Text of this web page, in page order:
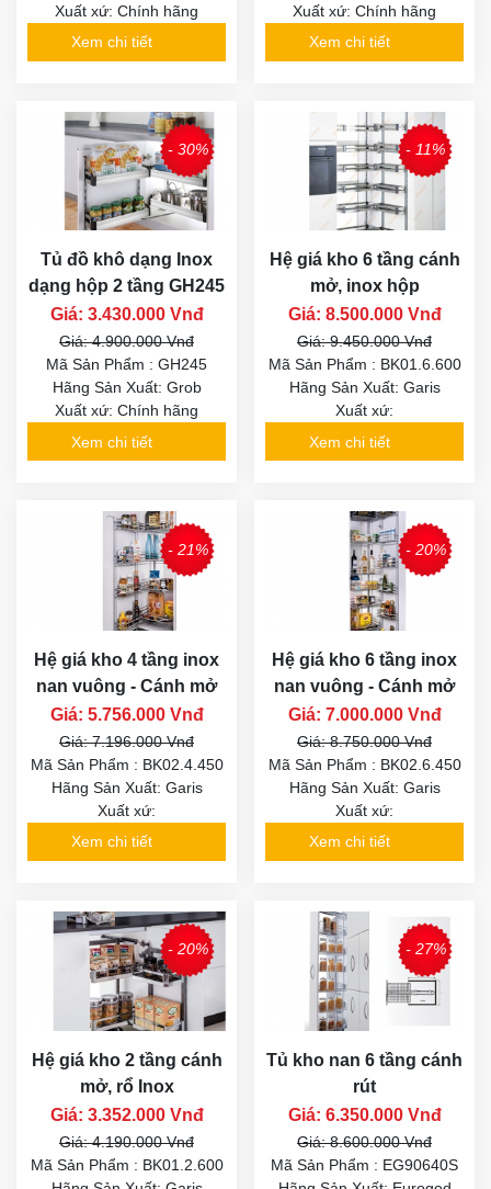
Xuất xứ: Chính hãng
Xem chi tiết
Xuất xứ: Chính hãng
Xem chi tiết
- 30%
Tủ đồ khô dạng Inox
dạng hộp 2 tầng GH245
Giá: 3.430.000 Vnđ
Giá: 4.900.000 Vnđ
Mã Sản Phẩm : GH245
Hãng Sản Xuất: Grob
Xuất xứ: Chính hãng
Xem chi tiết
- 11%
Hệ giá kho 6 tầng cánh
mở, inox hộp
Giá: 8.500.000 Vnđ
Giá: 9.450.000 Vnđ
Mã Sản Phẩm : BK01.6.600
Hãng Sản Xuất: Garis
Xuất xứ:
Xem chi tiết
- 21%
Hệ giá kho 4 tầng inox
nan vuông - Cánh mở
Giá: 5.756.000 Vnđ
Giá: 7.196.000 Vnđ
Mã Sản Phẩm : BK02.4.450
Hãng Sản Xuất: Garis
Xuất xứ:
Xem chi tiết
- 20%
Hệ giá kho 6 tầng inox
nan vuông - Cánh mở
Giá: 7.000.000 Vnđ
Giá: 8.750.000 Vnđ
Mã Sản Phẩm : BK02.6.450
Hãng Sản Xuất: Garis
Xuất xứ:
Xem chi tiết
- 20%
Hệ giá kho 2 tầng cánh
mở, rổ Inox
Giá: 3.352.000 Vnđ
Giá: 4.190.000 Vnđ
Mã Sản Phẩm : BK01.2.600
- 27%
Tủ kho nan 6 tầng cánh
rút
Giá: 6.350.000 Vnđ
Giá: 8.600.000 Vnđ
Mã Sản Phẩm : EG90640S